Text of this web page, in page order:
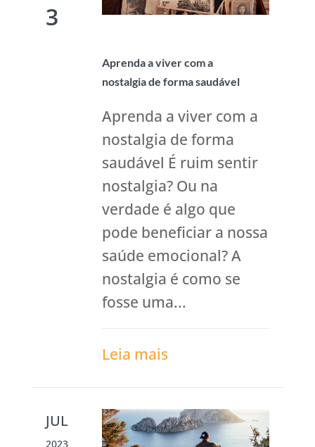
3
Aprenda a viver com a
nostalgia de forma saudável
Aprenda a viver com a
nostalgia de forma
saudável É ruim sentir
nostalgia? Ou na
verdade é algo que
pode beneficiar a nossa
saúde emocional? A
nostalgia é como se
fosse uma...
Leia mais
JUL
2023